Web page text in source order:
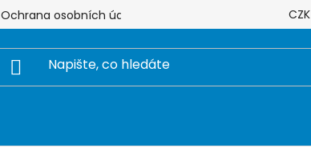
Ochrana osobních údajů Hodnocení obchoduCZK